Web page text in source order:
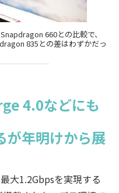
660との比較で、
835との差はわずかだっ
4.0などにも
が年明けから展
大1.2Gbpsを実現する